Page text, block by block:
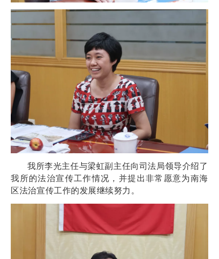
我所李光主任与梁虹副主任向司法局领导介绍了
我所的法治宣传工作情况，并提出非常愿意为南海
区法治宣传工作的发展继续努力。